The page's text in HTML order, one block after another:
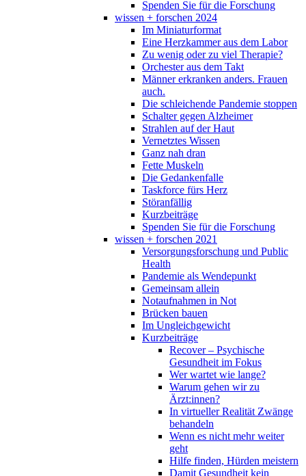
Spenden Sie für die Forschung
wissen + forschen 2024
Im Miniaturformat
Eine Herzkammer aus dem Labor
Zu wenig oder zu viel Therapie?
Orchester aus dem Takt
Männer erkranken anders. Frauen
auch.
Die schleichende Pandemie stoppen
Schalter gegen Alzheimer
Strahlen auf der Haut
Vernetztes Wissen
Ganz nah dran
Fette Muskeln
Die Gedankenfalle
Taskforce fürs Herz
Störanfällig
Kurzbeiträge
Spenden Sie für die Forschung
wissen + forschen 2021
Versorgungsforschung und Public
Health
Pandemie als Wendepunkt
Gemeinsam allein
Notaufnahmen in Not
Brücken bauen
Im Ungleichgewicht
Kurzbeiträge
Recover – Psychische
Gesundheit im Fokus
Wer wartet wie lange?
Warum gehen wir zu
Ärzt:innen?
In virtueller Realität Zwänge
behandeln
Wenn es nicht mehr weiter
geht
Hilfe finden, Hürden meistern
Damit Gesundheit kein